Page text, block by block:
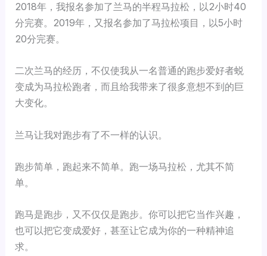
2018年，我报名参加了兰马的半程马拉松，以2小时40
分完赛。2019年，又报名参加了马拉松项目，以5小时
20分完赛。
二次兰马的经历，不仅使我从一名普通的跑步爱好者蜕
变成为马拉松跑者，而且给我带来了很多意想不到的巨
大变化。
兰马让我对跑步有了不一样的认识。
跑步简单，跑起来不简单。跑一场马拉松，尤其不简
单。
跑马是跑步，又不仅仅是跑步。你可以把它当作兴趣，
也可以把它变成爱好，甚至让它成为你的一种精神追
求。